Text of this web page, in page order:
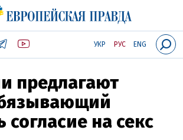
УКР РУС ENG
предлагают
согласие на секс